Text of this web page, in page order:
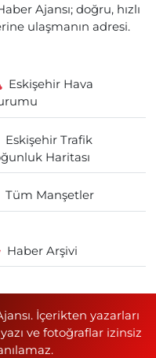
Ajansı; doğru, hızlı
ulaşmanın adresi.
Eskişehir Hava
Eskişehir Trafik
Haritası
Tüm Manşetler
Haber Arşivi
İçerikten yazarları
ve fotoğraflar izinsiz